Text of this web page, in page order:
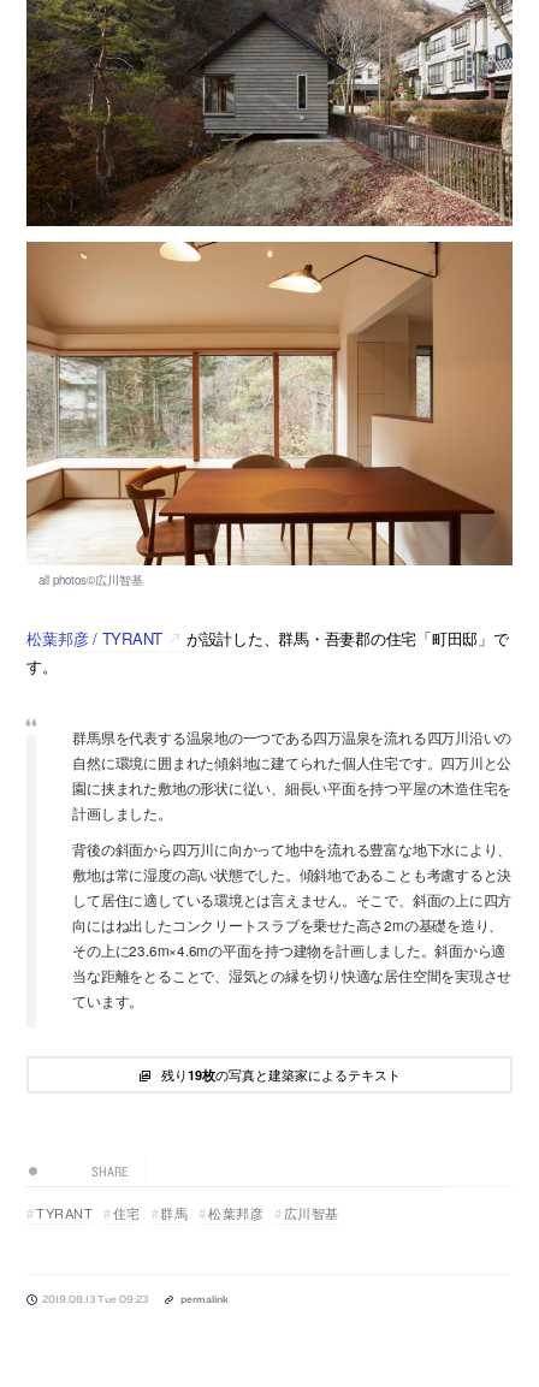
松葉邦彦 / TYRANT
が設計した、群馬・吾妻郡の住宅「町田邸」で
す。
群馬県を代表する温泉地の一つである四万温泉を流れる四万川沿いの
自然に環境に囲まれた傾斜地に建てられた個人住宅です。四万川と公
園に挟まれた敷地の形状に従い、細長い平面を持つ平屋の木造住宅を
計画しました。
背後の斜面から四万川に向かって地中を流れる豊富な地下水により、
敷地は常に湿度の高い状態でした。傾斜地であることも考慮すると決
して居住に適している環境とは言えません。そこで、斜面の上に四方
向にはね出したコンクリートスラブを乗せた高さ2mの基礎を造り、
その上に23.6m×4.6mの平面を持つ建物を計画しました。斜面から適
当な距離をとることで、湿気との縁を切り快適な居住空間を実現させ
ています。
残り19枚の写真と建築家によるテキスト
SHARE
TYRANT 住宅 群馬 松葉邦彦 広川智基
2019.08.13 Tue 09:23 permalink